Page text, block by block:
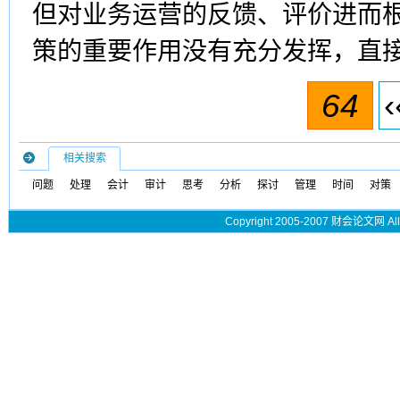
但对业务运营的反馈、评价进而
策的重要作用没有充分发挥，直
64
相关搜索
问题 处理 会计 审计 思考 分析 探讨 管理 时间 对策
Copyright 2005-2007 财会论文网